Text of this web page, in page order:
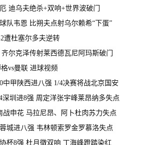
迪乌夫绝杀+双响+世界波破门
队韦恩 比朔夫点射乌尔赖希“下蛋”
遭杜塞尔多夫逆转
尔克泽传射莱西德瓦尼阿玛斯破门
vs曼联 进球视频
中甲陕西进八强 1/4决赛将战北京国安
圳进8强 周定洋张宇峰莱昂纳多失点
战申花 马拉尼昂、阿卜杜肉苏力失点
城进八强 韦林顿索罗金罗慕洛失点
杯8强 杜月徵双响 丁海峰蹬踏染红